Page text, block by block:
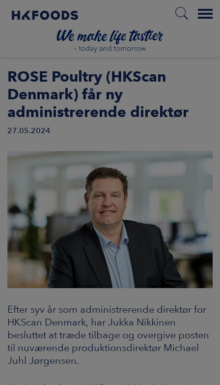
Menu
ROSE Poultry (HKScan
Denmark) får ny
administrerende direktør
27.05.2024
Efter syv år som administrerende direktør for
HKScan Denmark, har Jukka Nikkinen
besluttet at træde tilbage og overgive posten
til nuværende produktionsdirektør Michael
Juhl Jørgensen.